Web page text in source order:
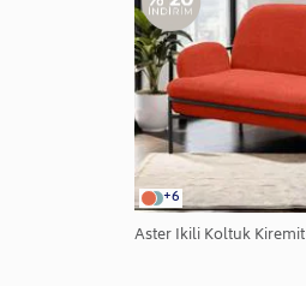
+6
Aster İkili Koltuk Kiremit